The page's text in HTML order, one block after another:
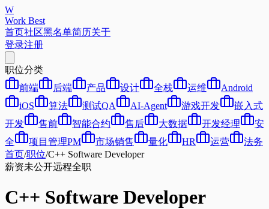
W
Work Best
首页社区黑名单简历关于
登录注册
职位分类
前端
后端 产品 设计 全栈 运维
Android
iOS
算法 测试QA AI-Agent 游戏开发
嵌入式
开发
售前 智能合约 售后 大数据 开发经理
安
全
项目管理PM 市场销售 量化 HR 运营
法务
首页/职位/C++ Software Developer
薪资未公开远程全职
C++ Software Developer